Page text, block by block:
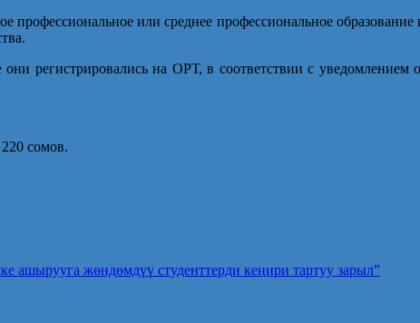
профессиональное или среднее профессиональное
регистрировались на ОРТ, в соответствии с уведомлением
сомов.
жөндөмдүү студенттерди кеңири тартуу зарыл”